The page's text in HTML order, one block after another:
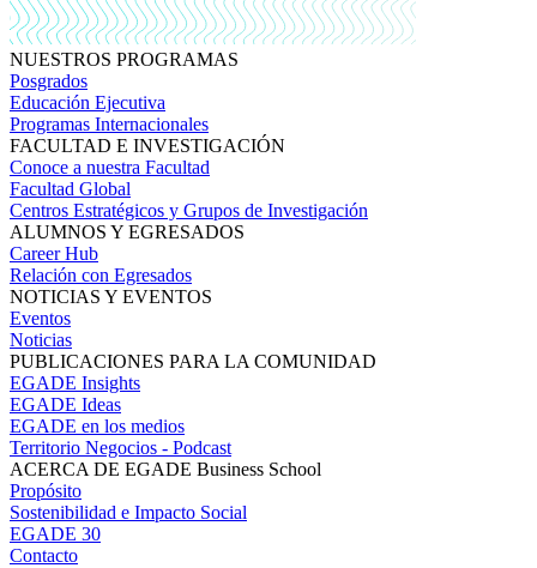
NUESTROS PROGRAMAS
Posgrados
Educación Ejecutiva
Programas Internacionales
FACULTAD E INVESTIGACIÓN
Conoce a nuestra Facultad
Facultad Global
Centros Estratégicos y Grupos de Investigación
ALUMNOS Y EGRESADOS
Career Hub
Relación con Egresados
NOTICIAS Y EVENTOS
Eventos
Noticias
PUBLICACIONES PARA LA COMUNIDAD
EGADE Insights
EGADE Ideas
EGADE en los medios
Territorio Negocios - Podcast
ACERCA DE EGADE Business School
Propósito
Sostenibilidad e Impacto Social
EGADE 30
Contacto